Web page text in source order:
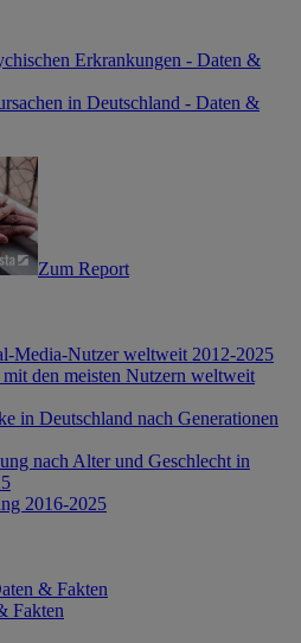
Erkrankungen - Daten &
in Deutschland - Daten &
Zum Report
Media-Nutzer weltweit 2012-2025
den meisten Nutzern weltweit
in Deutschland nach Generationen
nach Alter und Geschlecht in
2016-2025
& Fakten
Fakten